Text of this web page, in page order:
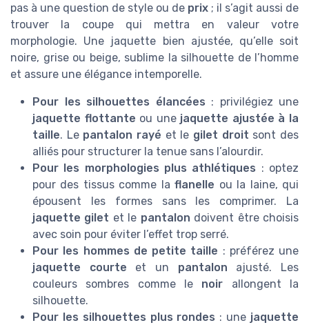
pas à une question de style ou de prix ; il s’agit aussi de
trouver la coupe qui mettra en valeur votre
morphologie. Une jaquette bien ajustée, qu’elle soit
noire, grise ou beige, sublime la silhouette de l’homme
et assure une élégance intemporelle.
Pour les silhouettes élancées : privilégiez une
jaquette flottante ou une jaquette ajustée à la
taille. Le pantalon rayé et le gilet droit sont des
alliés pour structurer la tenue sans l’alourdir.
Pour les morphologies plus athlétiques : optez
pour des tissus comme laflanelle ou la laine, qui
épousent les formes sans les comprimer. La
jaquette gilet et le pantalon doivent être choisis
avec soin pour éviter l’effet trop serré.
Pour les hommes de petite taille : préférez une
jaquette courte et un pantalon ajusté. Les
couleurs sombres comme le noir allongent la
silhouette.
Pour les silhouettes plus rondes : une jaquette